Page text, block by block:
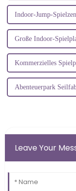
Indoor-Jump-
Große Indoor-
Kommerzielles
Abenteuerpark
Leave Your